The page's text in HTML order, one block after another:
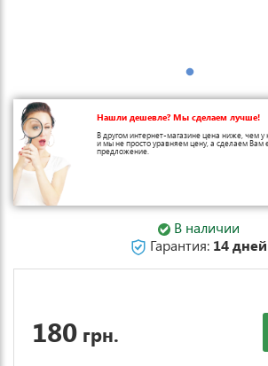
Нашли дешевле? Мы сделаем лучше!
В другом интернет-магазине цена ниже, чем
и мы не просто уравняем цену, а сделаем Вам
предложение.
В наличии
Гарантия: 14 дней
180 грн.